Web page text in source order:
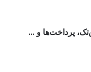
پرداخت‌ها و ...